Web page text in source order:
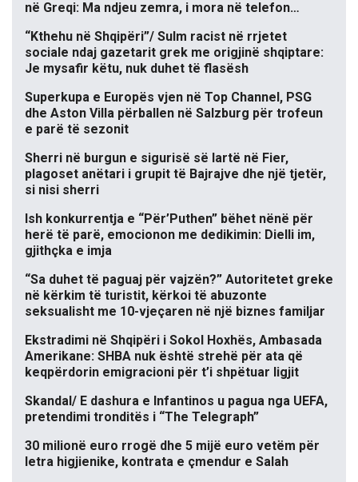
në Greqi: Ma ndjeu zemra, i mora në telefon…
“Kthehu në Shqipëri”/ Sulm racist në rrjetet
sociale ndaj gazetarit grek me origjinë shqiptare:
Je mysafir këtu, nuk duhet të flasësh
Superkupa e Europës vjen në Top Channel, PSG
dhe Aston Villa përballen në Salzburg për trofeun
e parë të sezonit
Sherri në burgun e sigurisë së lartë në Fier,
plagoset anëtari i grupit të Bajrajve dhe një tjetër,
si nisi sherri
Ish konkurrentja e “Për’Puthen” bëhet nënë për
herë të parë, emocionon me dedikimin: Dielli im,
gjithçka e imja
“Sa duhet të paguaj për vajzën?” Autoritetet greke
në kërkim të turistit, kërkoi të abuzonte
seksualisht me 10-vjeçaren në një biznes familjar
Ekstradimi në Shqipëri i Sokol Hoxhës, Ambasada
Amerikane: SHBA nuk është strehë për ata që
keqpërdorin emigracioni për t’i shpëtuar ligjit
Skandal/ E dashura e Infantinos u pagua nga UEFA,
pretendimi tronditës i “The Telegraph”
30 milionë euro rrogë dhe 5 mijë euro vetëm për
letra higjienike, kontrata e çmendur e Salah